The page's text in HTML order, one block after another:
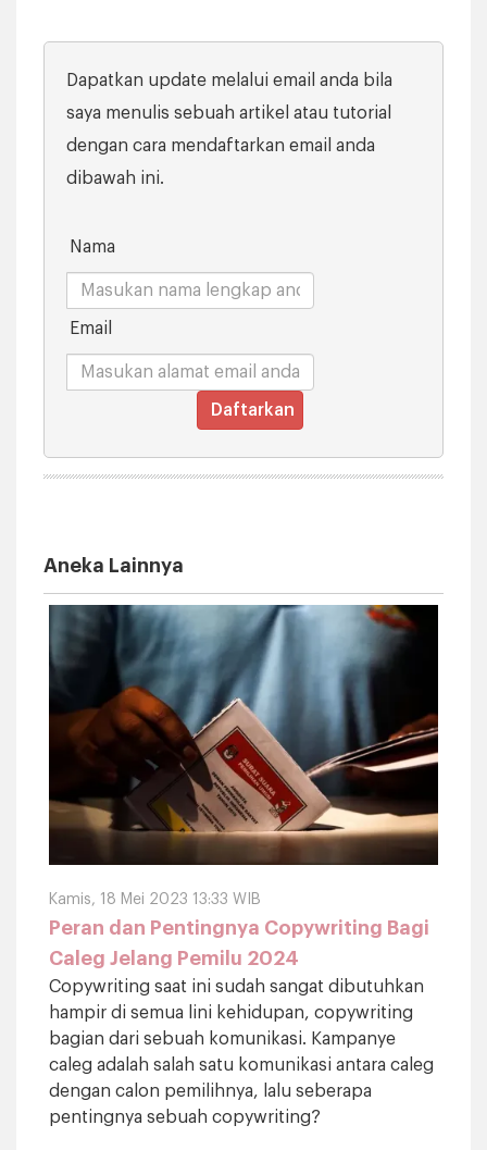
Dapatkan update melalui email anda bila
saya menulis sebuah artikel atau tutorial
dengan cara mendaftarkan email anda
dibawah ini.
Nama
Email
Daftarkan
Aneka Lainnya
Kamis, 18 Mei 2023 13:33 WIB
Peran dan Pentingnya Copywriting Bagi
Caleg Jelang Pemilu 2024
Copywriting saat ini sudah sangat dibutuhkan
hampir di semua lini kehidupan, copywriting
bagian dari sebuah komunikasi. Kampanye
caleg adalah salah satu komunikasi antara caleg
dengan calon pemilihnya, lalu seberapa
pentingnya sebuah copywriting?